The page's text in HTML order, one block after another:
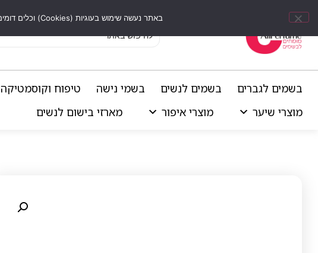
בשמים לגברים בשמים לנשים בשמי נישה
טיפוח וקוסמטיקה
מוצרי שיער
מוצרי איפור מארזי בישום לנשים
באתר נעשה שימוש בעוגיות (Cookies) וכלים דומים לשיפור חוויית הגלישה, התאמת תוכן אישי וביצוע ניתוחים סטטיסטיים.